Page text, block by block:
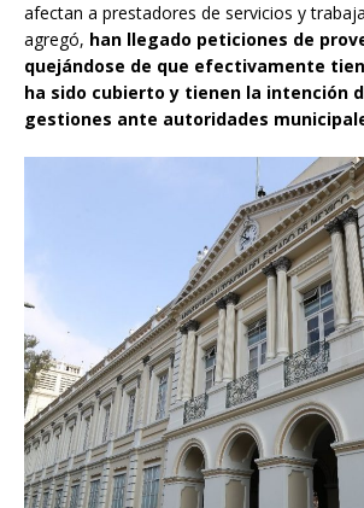
afectan a prestadores de servicios y
agregó, han llegado peticiones de
quejándose de que efectivamente
ha sido cubierto y tienen la intención
gestiones ante autoridades